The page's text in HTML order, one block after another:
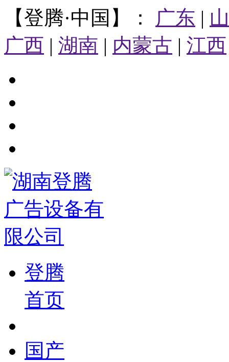
【登腾·中国】： 广东 |
广西 | 湖南 | 内蒙古 | 江西
登腾
首页
国产